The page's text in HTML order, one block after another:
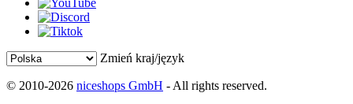
Zmień kraj/język
© 2010-2026 niceshops GmbH - All rights reserved.